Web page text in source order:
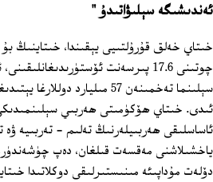
ئەندىشىگە سېلىۋاتىدۇ "
خىتاي خەلق قۇرۇلتىيى يېقىندا، خىتاينىڭ
چوتىنى 17.6 پىرسەنت
سېلىنما تەخمىنەن 57 مىليارد
ئىدى. خىتاي ھۆكۈمىتى ھەربىي
ئاساسلىقى ھەربىيلەرنىڭ تەلىم - تەربىيە
ياخشىلاشنى مەقسەت قىلغان، دەپ
دۆلەت مۇداپىئە مىنىستىرلىقى دوكلاتىدا